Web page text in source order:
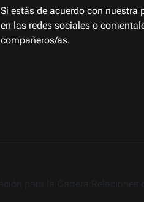
Si estás de acuerdo con nuestra
en las redes sociales o
compañeros/as.